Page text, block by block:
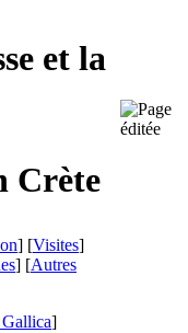
et la
Crète
] [Visites]
] [Autres
]